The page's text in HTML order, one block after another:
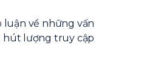
luận về những vấn
hút lượng truy cập